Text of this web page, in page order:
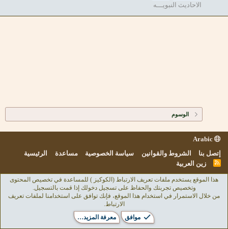
الاحاديث النبويـــه
الوسوم
إتصل بنا
الشروط والقوانين سياسة الخصوصية مساعدة الرئيسية
R
زين العربية
هذا الموقع يستخدم ملفات تعريف الارتباط (الكوكيز ) للمساعدة في تخصيص المحتوى
وتخصيص تجربتك والحفاظ على تسجيل دخولك إذا قمت بالتسجيل.
من خلال الاستمرار في استخدام هذا الموقع، فإنك توافق على استخدامنا لملفات تعريف
الارتباط.
موافق
معرفة المزيد…